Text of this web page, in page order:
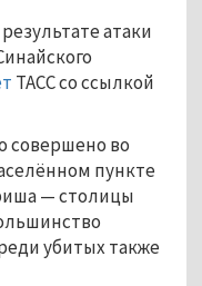
атаки
ТАСС со ссылкой
совершено во
пункте
— столицы
убитых также